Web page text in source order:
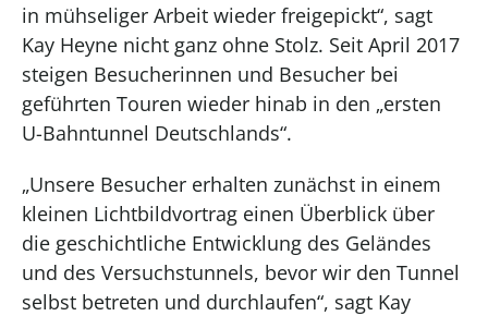
in mühseliger Arbeit wieder freigepickt“, sagt
Kay Heyne nicht ganz ohne Stolz. Seit April 2017
steigen Besucherinnen und Besucher bei
geführten Touren wieder hinab in den „ersten
U-Bahntunnel Deutschlands“.
„Unsere Besucher erhalten zunächst in einem
kleinen Lichtbildvortrag einen Überblick über
die geschichtliche Entwicklung des Geländes
und des Versuchstunnels, bevor wir den Tunnel
selbst betreten und durchlaufen“, sagt Kay